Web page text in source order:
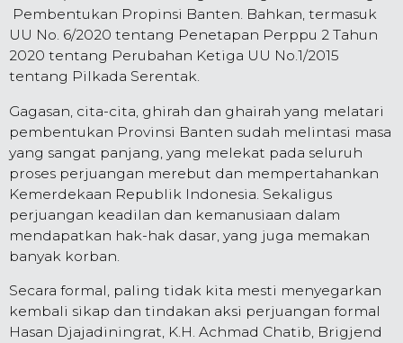
Pembentukan Propinsi Banten. Bahkan, termasuk
UU No. 6/2020 tentang Penetapan Perppu 2 Tahun
2020 tentang Perubahan Ketiga UU No.1/2015
tentang Pilkada Serentak.
Gagasan, cita-cita, ghirah dan ghairah yang melatari
pembentukan Provinsi Banten sudah melintasi masa
yang sangat panjang, yang melekat pada seluruh
proses perjuangan merebut dan mempertahankan
Kemerdekaan Republik Indonesia. Sekaligus
perjuangan keadilan dan kemanusiaan dalam
mendapatkan hak-hak dasar, yang juga memakan
banyak korban.
Secara formal, paling tidak kita mesti menyegarkan
kembali sikap dan tindakan aksi perjuangan formal
Hasan Djajadiningrat, K.H. Achmad Chatib, Brigjend